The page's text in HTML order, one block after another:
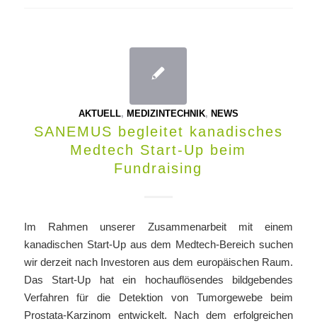
AKTUELL, MEDIZINTECHNIK, NEWS
SANEMUS begleitet kanadisches
Medtech Start-Up beim
Fundraising
Im Rahmen unserer Zusammenarbeit mit einem
kanadischen Start-Up aus dem Medtech-Bereich suchen
wir derzeit nach Investoren aus dem europäischen Raum.
Das Start-Up hat ein hochauflösendes bildgebendes
Verfahren für die Detektion von Tumorgewebe beim
Prostata-Karzinom entwickelt. Nach dem erfolgreichen